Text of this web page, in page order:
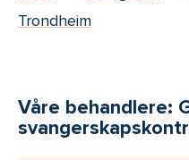
Trondheim
Våre behandlere: